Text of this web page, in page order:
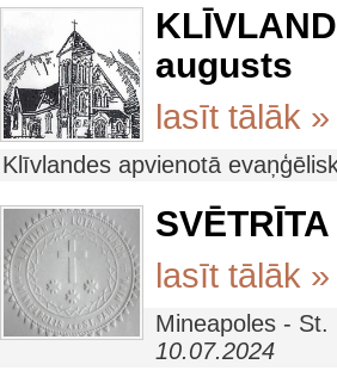
augusts
lasīt tālāk »
Klīvlandes apvienotā
lasīt tālāk »
Mineapoles -
10.07.2024